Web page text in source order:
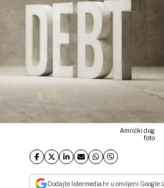
Amrički dug
foto
Dodajte lidermedia.hr u omiljeni Google